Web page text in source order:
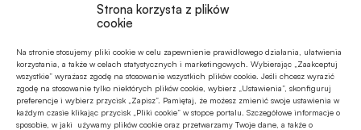
Strona korzysta z plików
cookie
Na stronie stosujemy pliki cookie w celu zapewnienie prawidłowego działania, ułatwienia
korzystania, a także w celach statystycznych i marketingowych. Wybierając „Zaakceptuj
wszystkie” wyrażasz zgodę na stosowanie wszystkich plików cookie. Jeśli chcesz wyrazić
zgodę na stosowanie tylko niektórych plików cookie, wybierz „Ustawienia”, skonfiguruj
preferencje i wybierz przycisk „Zapisz”. Pamiętaj, że możesz zmienić swoje ustawienia w
każdym czasie klikając przycisk „Pliki cookie” w stopce portalu. Szczegółowe informacje o
sposobie, w jaki używamy plików cookie oraz przetwarzamy Twoje dane, a także o
Jakie są zalety fazy Discovery?
GOSPODARKA
W lipcu ’26 wzrosła stopa bezrobocia w
Polsce